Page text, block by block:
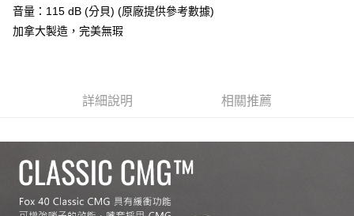
【「AFTEE先享後付」結帳流程】
１．於結帳方式選擇「AFTEE先享後付」後，將跳轉至「AFTEE先享後付」
※ 請注意：結帳手續完成當下不需立刻繳費，但若您需要取消訂單，請聯絡
※ 交易是否成功請以「AFTEE先享後付 」之結帳頁面顯示為準，若有關於
客戶支援中心」https://netprotections.freshdesk.com/support/home
【注意事項】
１．透過由恩沛科技股份有限公司提供之「AFTEE先享後付」服務完成之交
全家取貨付款
每筆NT$60，滿NT$499(含以上)免運費
每筆NT$100，滿NT$799(含以上)免運費
付款後門市自取
音量：115 dB (分貝) (原廠提供參考數據)
加拿大製造，完美無瑕
詳細說明 相關推薦